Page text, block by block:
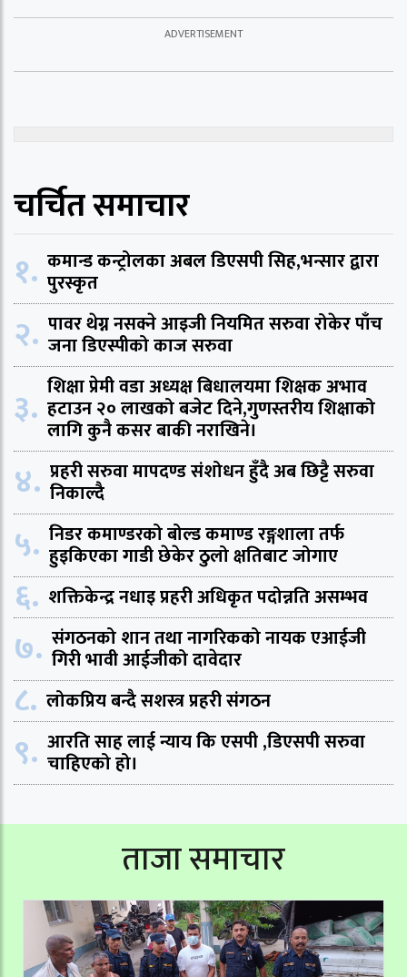
चर्चित समाचार
१. कमान्ड कन्ट्रोलका अबल डिएसपी सिह,भन्सार द्वारा
पुरस्कृत
२. पावर थेग्न नसक्ने आइजी नियमित सरुवा रोकेर पाँच
जना डिएस्पीको काज सरुवा
३. शिक्षा प्रेमी वडा अध्यक्ष बिधालयमा शिक्षक अभाव
हटाउन २० लाखको बजेट दिने,गुणस्तरीय शिक्षाको
लागि कुनै कसर बाकी नराखिने।
४. प्रहरी सरुवा मापदण्ड संशोधन हुँदै अब छिट्टै सरुवा
निकाल्दै
५. निडर कमाण्डरको बोल्ड कमाण्ड रङ्गशाला तर्फ
हुइकिएका गाडी छेकेर ठुलो क्षतिबाट जोगाए
६. शक्तिकेन्द्र नधाइ प्रहरी अधिकृत पदोन्नति असम्भव
७. संगठनको शान तथा नागरिकको नायक एआईजी
गिरी भावी आईजीको दावेदार
८. लोकप्रिय बन्दै सशस्त्र प्रहरी संगठन
९. आरति साह लाई न्याय कि एसपी ,डिएसपी सरुवा
चाहिएको हो।
ताजा समाचार